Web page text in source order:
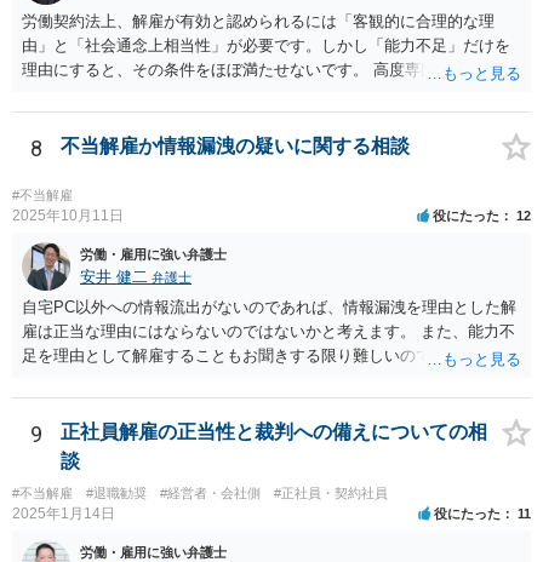
関係なので、あまり好ましい処理ではありません。 事件終了後、顧問
が切れる可能性があるからです。 つまり、弁護士は、儲かるためでは
なく、顧問会社のためにその意思（それこそ会社の現在及び今後の戦
略）を踏まえたうえで事件を遂行していると推測されます。 ＞②原告
は年俸が1200万円と高かったこともあり、復職を希望しております。
復職の気持ちを萎えさす意味で、ずるずると、裁判を引き延ばしてい
る作戦もあるのでしょうか？ 原告は、その年俸に執着があるというこ
からと言って復職の気持ちが萎えるということはあまりありません。
クペイに対する期待から、萎える理由はまず見当たりません。 つまり
会社も原告の取下を狙っているという作戦の問題ではなく、上記、顧
問会社の意思の問題だと思われます。 ＞反論の書面も、矛盾だらけの
反論となっており、論理破綻もしており、もうダメです。担当役員の
言葉をそのまま、文章にしたのか、一貫したストーリー性もありませ
をそのまま事実主張するしかありません。事実として矛盾がないよう
にストーリー性を与えるとそれは事実の捏造を伴うからです。
労働契約法上、解雇が有効と認められるには「客観的に合理的な理
由」と「社会通念上相当性」が必要です。しかし「能力不足」だけを
理由にすると、その条件をほぼ満たせないです。 高度専門職であって
や配置転換などの改善措置を尽くした記録 を揃えないと、裁判所は
「合理的な解雇理由」とは認めないためです。 そのため、「能力不
勝てない（＝解雇無効と判断されやすい）のです。 ご質問者様のイメ
ージとは逆で、「高年俸・高度専門職だからこそ」、客観性・合理性
をより厳しく求められ、能力不足理由で解雇が認められるハードルは
むしろ高くなります。 中途の高度人材を能力不足で解雇するときは、
① 導入期の評価基準と実績の比較 ② 複数回にわたる注意・指導・教
育の実施 ③ 配置転換などほかの改善策の検討 などをしっかり記録し
ておかないと、解雇は無効とされる可能性が極めて高いです。
8 不当解雇か情報漏洩の疑いに関する相談
#不当解雇
2025年10月11日 役にたった 12
労働・雇用に強い弁護士
安井 健二 弁護士
自宅PC以外への情報流出がないのであれば、情報漏洩を理由とした解
雇は正当な理由にはならないのではないかと考えます。 また、能力不
足を理由として解雇することもお聞きする限り難しいのではないかと
勧めします。
9
正社員解雇の正当性と裁判への備えについての相
談
#不当解雇 #退職勧奨 #経営者・会社側 #正社員・契約社員
2025年1月14日 役にたった 11
労働・雇用に強い弁護士